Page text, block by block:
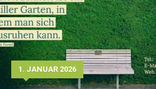
1. JANUAR 2026